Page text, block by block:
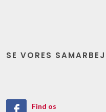
SE VORES
Find os